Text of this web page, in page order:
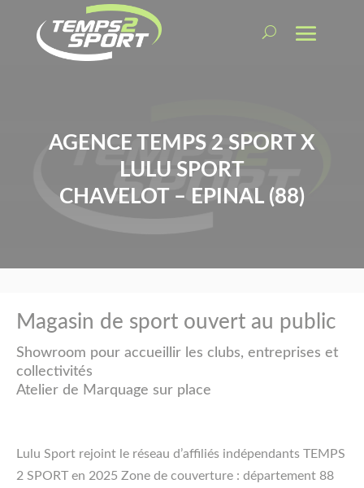
AGENCE TEMPS 2 SPORT X
LULU SPORT
CHAVELOT – EPINAL (88)
Magasin de sport ouvert au public
Showroom pour accueillir les clubs, entreprises et
collectivités
Atelier de Marquage sur place
Lulu Sport rejoint le réseau d’affiliés indépendants TEMPS
2 SPORT en 2025 Zone de couverture : département 88